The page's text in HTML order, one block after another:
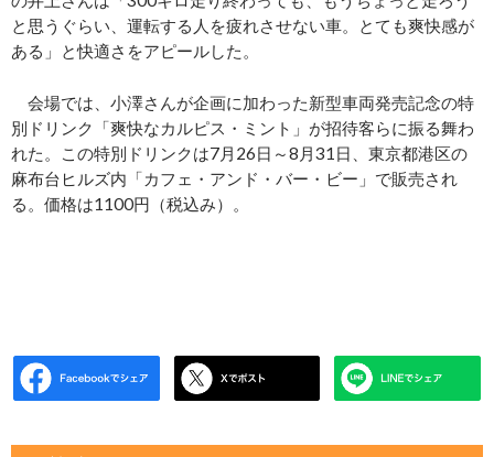
と思うぐらい、運転する人を疲れさせない車。とても爽快感が
ある」と快適さをアピールした。
会場では、小澤さんが企画に加わった新型車両発売記念の特
別ドリンク「爽快なカルピス・ミント」が招待客らに振る舞わ
れた。この特別ドリンクは7月26日～8月31日、東京都港区の
麻布台ヒルズ内「カフェ・アンド・バー・ビー」で販売され
る。価格は1100円（税込み）。